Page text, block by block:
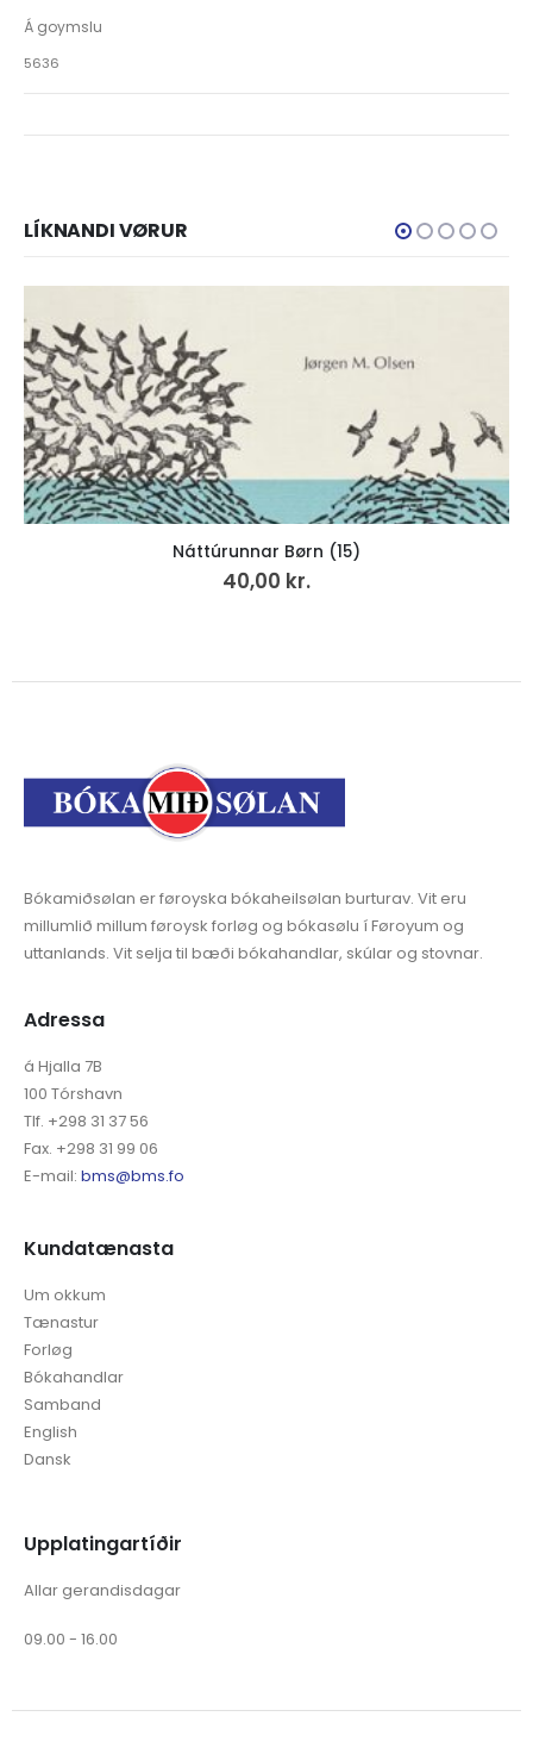
Á goymslu
5636
LÍKNANDI VØRUR
Náttúrunnar Børn (15)
40,00 kr.
Bókamiðsølan er føroyska bókaheilsølan burturav. Vit eru
millumlið millum føroysk forløg og bókasølu í Føroyum og
uttanlands. Vit selja til bæði bókahandlar, skúlar og stovnar.
Adressa
á Hjalla 7B
100 Tórshavn
Tlf. +298 31 37 56
Fax. +298 31 99 06
E-mail: bms@bms.fo
Kundatænasta
Um okkum
Tænastur
Forløg
Bókahandlar
Samband
English
Dansk
Upplatingartíðir
Allar gerandisdagar
09.00 - 16.00